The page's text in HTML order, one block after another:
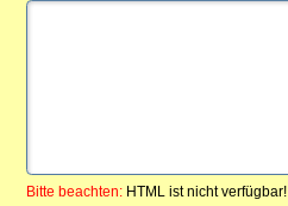
Bitte beachten: HTML ist nicht verfügbar!